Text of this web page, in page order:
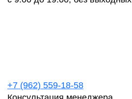
+7 (962) 559-18-58